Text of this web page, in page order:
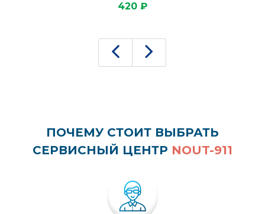
420 ₽
ПОЧЕМУ СТОИТ ВЫБРАТЬ
СЕРВИСНЫЙ ЦЕНТР NOUT-911